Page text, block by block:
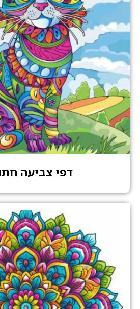
דפי צביעה